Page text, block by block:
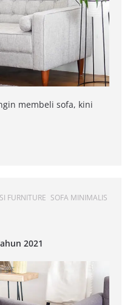
membeli sofa, kini
FURNITURE SOFA MINIMALIS
2021